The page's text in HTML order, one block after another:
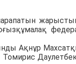
Ақнұр